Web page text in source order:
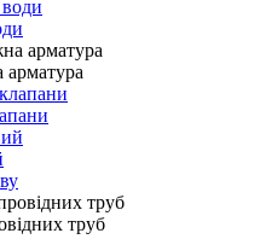
арматура
труб